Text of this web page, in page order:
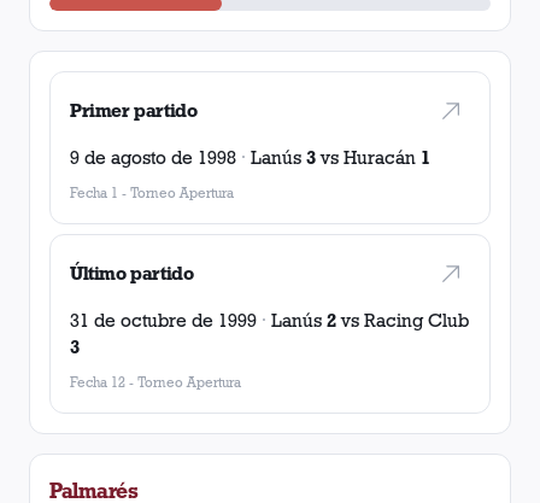
Primer partido
9 de agosto de 1998 · Lanús 3vs Huracán 1
Fecha 1 - Torneo Apertura
Último partido
31 de octubre de 1999 · Lanús 2vs Racing Club
3
Fecha 12 - Torneo Apertura
Palmarés